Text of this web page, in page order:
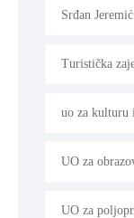
Srđan Jeremić
Turistička
uo za kulturu
UO za
UO za